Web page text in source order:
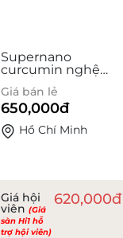
Supernano
curcumin nghệ
Giá bán lẻ
650,000đ
Hồ Chí Minh
Giá hội
viên(Giá
sàn Hi1 hỗ
trợ hội viên)
620,000đ